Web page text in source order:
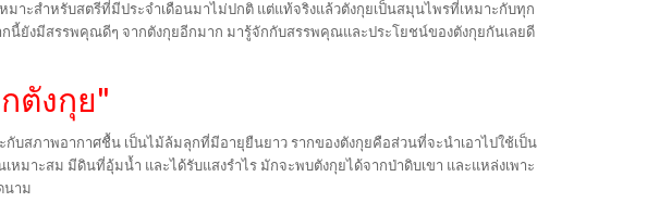
มาะสำหรับสตรีที่มีประจำเดือนมาไม่ปกติ แต่แท้จริงแล้วตังกุยเป็นสมุนไพรที่เหมาะกับทุก
กนี้ยังมีสรรพคุณดีๆ จากตังกุยอีกมาก มารู้จักกับสรรพคุณและประโยชน์ของตังกุยกันเลยดี
ตังกุย"
ะกับสภาพอากาศชื้น เป็นไม้ล้มลุกที่มีอายุยืนยาวรากของตังกุยคือส่วนที่จะนำเอาไปใช้เป็น
มาะสม มีดินที่อุ้มน้ำ และได้รับแสงรำไร มักจะพบตังกุยได้จากป่าดิบเขา และแหล่งเพาะ
นาม